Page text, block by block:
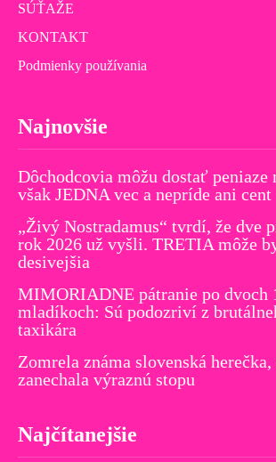
SÚŤAŽE
KONTAKT
Podmienky používania
Najnovšie
Dôchodcovia môžu dostať peniaze
však JEDNA vec a nepríde ani cent
„Živý Nostradamus“ tvrdí, že dve
rok 2026 už vyšli. TRETIA môže
desivejšia
MIMORIADNE pátranie po dvoch
mladíkoch: Sú podozriví z
taxikára
Zomrela známa slovenská
zanechala výraznú stopu
Najčítanejšie